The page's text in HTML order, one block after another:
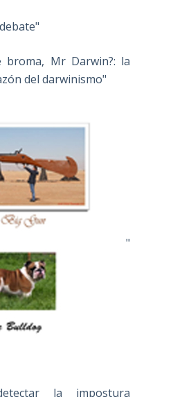
broma, Mr Darwin?: la
del darwinismo"
"
la impostura